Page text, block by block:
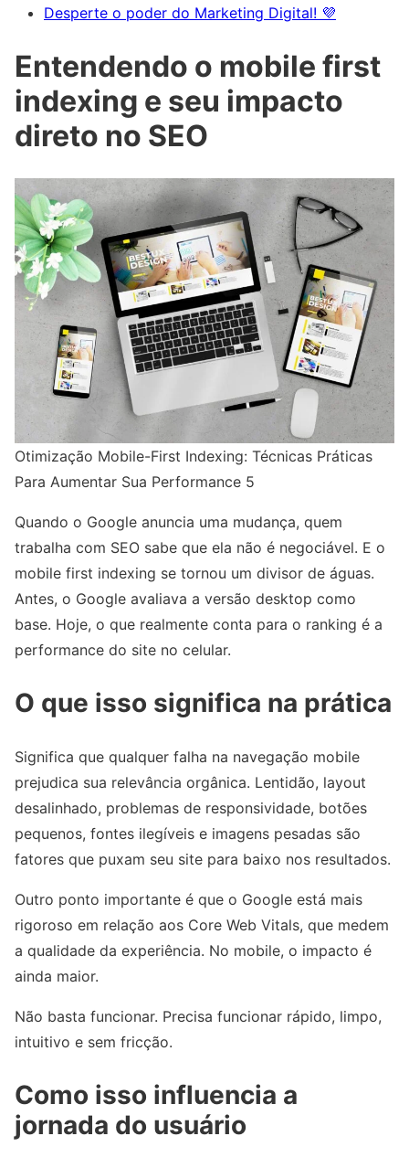
Desperte o poder do Marketing Digital! 💜
Entendendo o mobile first
indexing e seu impacto
direto no SEO
Otimização Mobile-First Indexing: Técnicas Práticas
Para Aumentar Sua Performance 5
Quando o Google anuncia uma mudança, quem
trabalha com SEO sabe que ela não é negociável. E o
mobile first indexing se tornou um divisor de águas.
Antes, o Google avaliava a versão desktop como
base. Hoje, o que realmente conta para o ranking é a
performance do site no celular.
O que isso significa na prática
Significa que qualquer falha na navegação mobile
prejudica sua relevância orgânica. Lentidão, layout
desalinhado, problemas de responsividade, botões
pequenos, fontes ilegíveis e imagens pesadas são
fatores que puxam seu site para baixo nos resultados.
Outro ponto importante é que o Google está mais
rigoroso em relação aos Core Web Vitals, que medem
a qualidade da experiência. No mobile, o impacto é
ainda maior.
Não basta funcionar. Precisa funcionar rápido, limpo,
intuitivo e sem fricção.
Como isso influencia a
jornada do usuário